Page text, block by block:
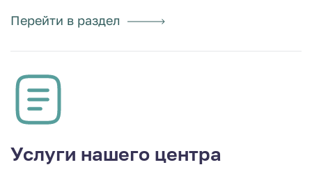
Перейти в раздел
Услуги нашего центра